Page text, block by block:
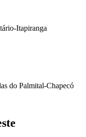
Itapiranga
do Palmital-Chapecó